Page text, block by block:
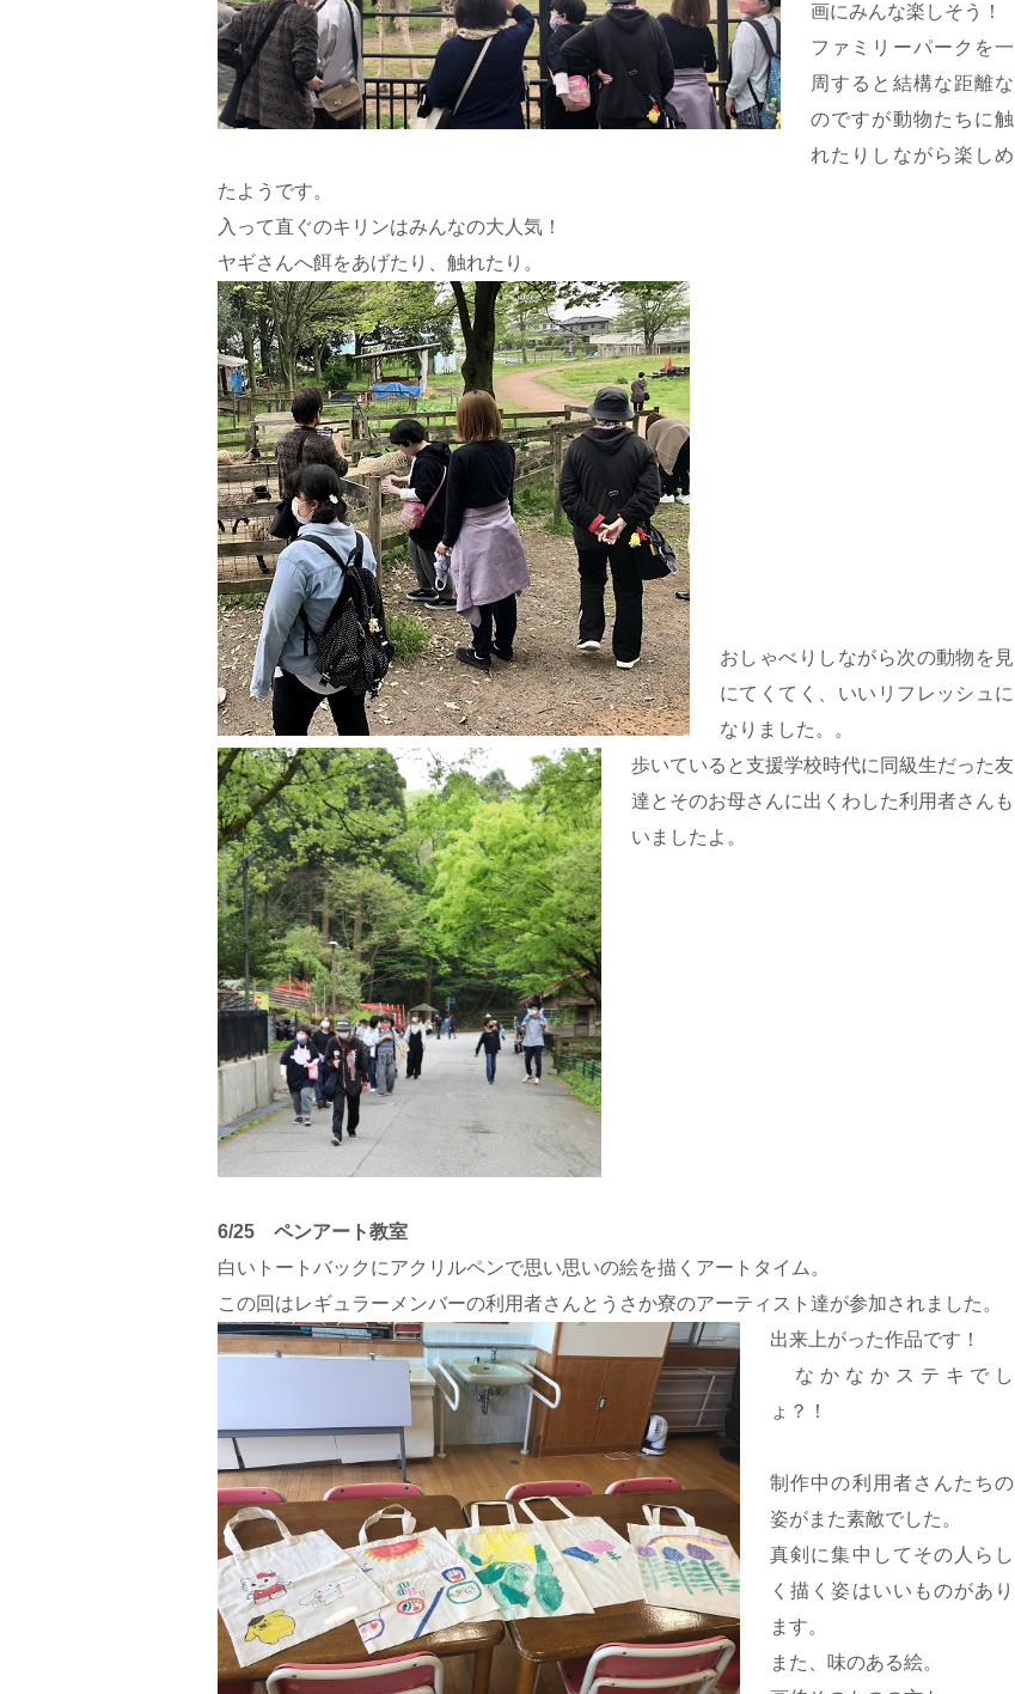
画にみんな楽しそう！
ファミリーパークを一
周すると結構な距離な
のですが動物たちに触
れたりしながら楽しめ
たようです。
入って直ぐのキリンはみんなの大人気！
ヤギさんへ餌をあげたり、触れたり。
おしゃべりしながら次の動物を見
にてくてく、いいリフレッシュに
なりました。。
歩いていると支援学校時代に同級生だった友
達とそのお母さんに出くわした利用者さんも
いましたよ。
6/25 ペンアート教室
白いトートバックにアクリルペンで思い思いの絵を描くアートタイム。
この回はレギュラーメンバーの利用者さんとうさか寮のアーティスト達が参加されました。
出来上がった作品です！
なかなかステキでし
ょ？！
制作中の利用者さんたちの
姿がまた素敵でした。
真剣に集中してその人らし
く描く姿はいいものがあり
ます。
また、味のある絵。